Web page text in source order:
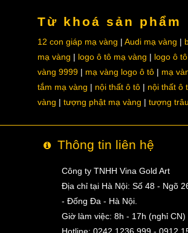
Từ khoá sản phẩm
12 con giáp mạ vàng Audi mạ vàng
mạ vàng
logo ô tô mạ vàng logo ô
vàng 9999
mạ vàng logo ô tô mạ
tắm mạ vàng
nội thất ô tô nội thất ô
vàng
tượng phật mạ vàng tượng
Thông tin liên hệ
Công ty TNHH Vina Gold Art
Địa chỉ tại Hà Nội: Số 48 - Ngõ
- Đống Đa - Hà Nội.
Giờ làm việc: 8h - 17h (nghỉ CN)